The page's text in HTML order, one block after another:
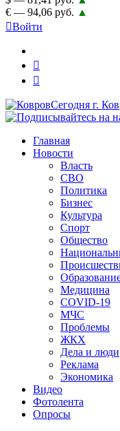
€ — 94,06 руб. ▲
Войти
Главная
Новости
Власть
СВО
Политика
Бизнес
Культура
Спорт
Общество
Медицина
COVID-19
МЧС
Проблемы
ЖКХ
Дела и люди
Реклама
Экономика
Видео
Фотолента
Опросы